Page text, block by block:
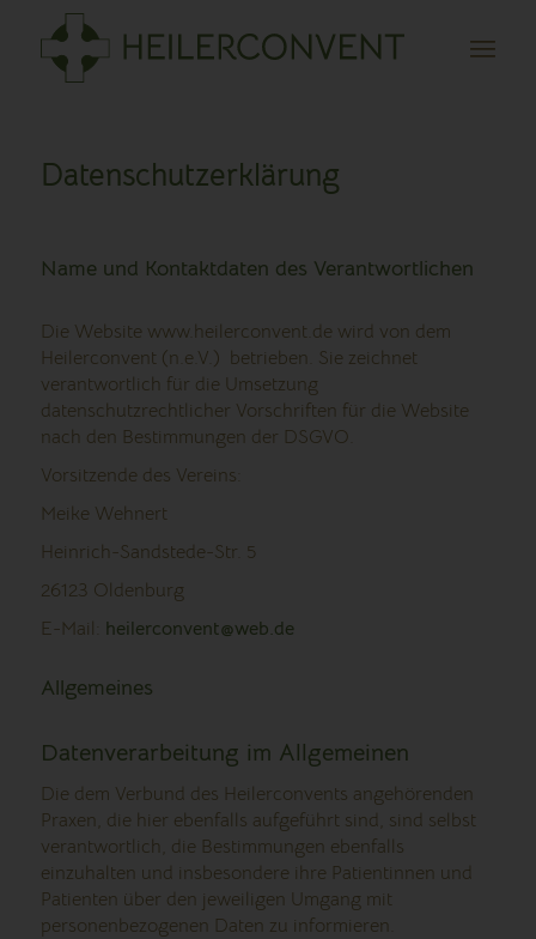
Datenschutzerklärung
Name und Kontaktdaten des Verantwortlichen
Die Website www.heilerconvent.de wird von dem
Heilerconvent (n.e.V.) betrieben. Sie zeichnet
verantwortlich für die Umsetzung
datenschutzrechtlicher Vorschriften für die Website
nach den Bestimmungen der DSGVO.
Vorsitzende des Vereins:
Meike Wehnert
Heinrich-Sandstede-Str. 5
26123 Oldenburg
E-Mail: heilerconvent@web.de
Allgemeines
Datenverarbeitung im Allgemeinen
Die dem Verbund des Heilerconvents angehörenden
Praxen, die hier ebenfalls aufgeführt sind, sind selbst
verantwortlich, die Bestimmungen ebenfalls
einzuhalten und insbesondere ihre Patientinnen und
Patienten über den jeweiligen Umgang mit
personenbezogenen Daten zu informieren.